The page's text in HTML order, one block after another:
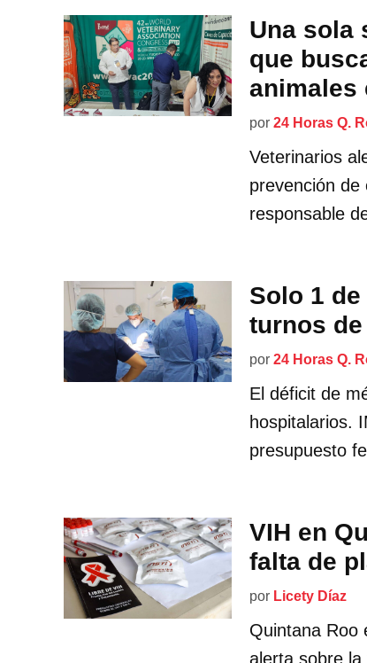
Una sola
que
animales
por 24 Horas Q.
Veterinarios
prevención de
responsable
Solo 1
turnos
por 24 Horas Q.
El déficit de
hospitalarios.
presupuesto
VIH en
falta de
por Licety Díaz
Quintana Roo
alerta sobre